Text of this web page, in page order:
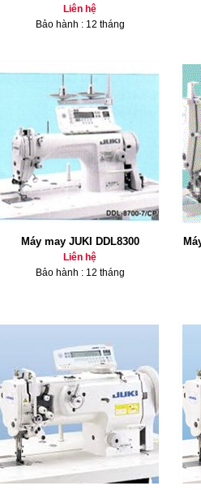
Liên hệ
Bảo hành : 12 tháng
Máy may JUKI DDL8300
Liên hệ
Bảo hành : 12 tháng